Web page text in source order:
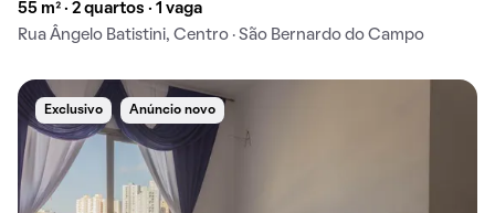
55 m² · 2 quartos · 1 vaga
Rua Ângelo Batistini, Centro · São Bernardo do Campo
Exclusivo Anúncio novo